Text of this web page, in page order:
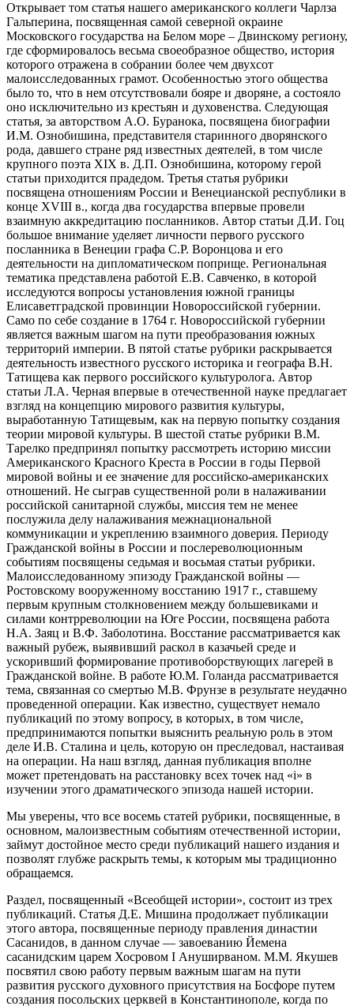
Открывает том статья нашего американского коллеги Чарлза
Гальперина, посвященная самой северной окраине
Московского государства на Белом море – Двинскому региону,
где сформировалось весьма своеобразное общество, история
которого отражена в собрании более чем двухсот
малоисследованных грамот. Особенностью этого общества
было то, что в нем отсутствовали бояре и дворяне, а состояло
оно исключительно из крестьян и духовенства. Следующая
статья, за авторством А.О. Буранока, посвящена биографии
И.М. Ознобишина, представителя старинного дворянского
рода, давшего стране ряд известных деятелей, в том числе
крупного поэта ХIX в. Д.П. Ознобишина, которому герой
статьи приходится прадедом. Третья статья рубрики
посвящена отношениям России и Венецианской республики в
конце XVIII в., когда два государства впервые провели
взаимную аккредитацию посланников. Автор статьи Д.И. Гоц
большое внимание уделяет личности первого русского
посланника в Венеции графа С.Р. Воронцова и его
деятельности на дипломатическом поприще. Региональная
тематика представлена работой Е.В. Савченко, в которой
исследуются вопросы установления южной границы
Елисаветградской провинции Новороссийской губернии.
Само по себе создание в 1764 г. Новороссийской губернии
является важным шагом на пути преобразования южных
территорий империи. В пятой статье рубрики раскрывается
деятельность известного русского историка и географа В.Н.
Татищева как первого российского культуролога. Автор
статьи Л.А. Черная впервые в отечественной науке предлагает
взгляд на концепцию мирового развития культуры,
выработанную Татищевым, как на первую попытку создания
теории мировой культуры. В шестой статье рубрики В.М.
Тарелко предпринял попытку рассмотреть историю миссии
Американского Красного Креста в России в годы Первой
мировой войны и ее значение для российско-американских
отношений. Не сыграв существенной роли в налаживании
российской санитарной службы, миссия тем не менее
послужила делу налаживания межнациональной
коммуникации и укреплению взаимного доверия. Периоду
Гражданской войны в России и послереволюционным
событиям посвящены седьмая и восьмая статьи рубрики.
Малоисследованному эпизоду Гражданской войны —
Ростовскому вооруженному восстанию 1917 г., ставшему
первым крупным столкновением между большевиками и
силами контрреволюции на Юге России, посвящена работа
Н.А. Заяц и В.Ф. Заболотина. Восстание рассматривается как
важный рубеж, выявивший раскол в казачьей среде и
ускоривший формирование противоборствующих лагерей в
Гражданской войне. В работе Ю.М. Голанда рассматривается
тема, связанная со смертью М.В. Фрунзе в результате неудачно
проведенной операции. Как известно, существует немало
публикаций по этому вопросу, в которых, в том числе,
предпринимаются попытки выяснить реальную роль в этом
деле И.В. Сталина и цель, которую он преследовал, настаивая
на операции. На наш взгляд, данная публикация вполне
может претендовать на расстановку всех точек над «i» в
изучении этого драматического эпизода нашей истории.
Мы уверены, что все восемь статей рубрики, посвященные, в
основном, малоизвестным событиям отечественной истории,
займут достойное место среди публикаций нашего издания и
позволят глубже раскрыть темы, к которым мы традиционно
обращаемся.
Раздел, посвященный «Всеобщей истории», состоит из трех
публикаций. Статья Д.Е. Мишина продолжает публикации
этого автора, посвященные периоду правления династии
Сасанидов, в данном случае — завоеванию Йемена
сасанидским царем Хосровом I Ануширваном. М.М. Якушев
посвятил свою работу первым важным шагам на пути
развития русского духовного присутствия на Босфоре путем
создания посольских церквей в Константинополе, когда по